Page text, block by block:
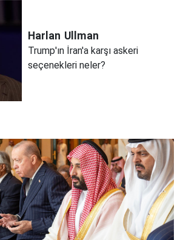
Harlan Ullman
Trump'ın İran'a karşı askeri
seçenekleri neler?